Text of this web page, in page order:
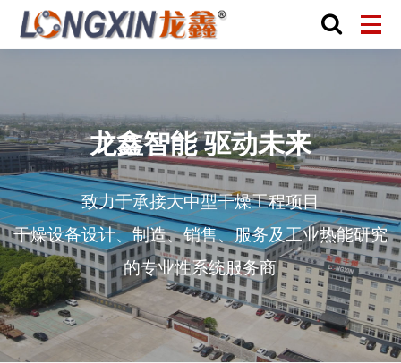
龙鑫智能 驱动未来
致力于承接大中型干燥工程项目
干燥设备设计、制造、销售、服务及工业热能研究
的专业性系统服务商